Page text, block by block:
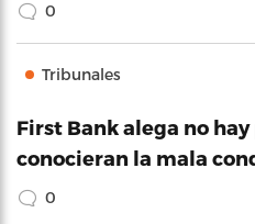
0
Tribunales
First Bank alega no
conocieran la mala
0